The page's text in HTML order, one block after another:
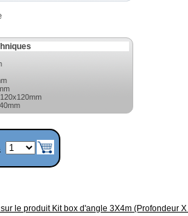
le produit Kit box d'angle 3X4m (Profondeur